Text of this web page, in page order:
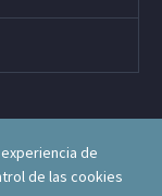
de
de las cookies